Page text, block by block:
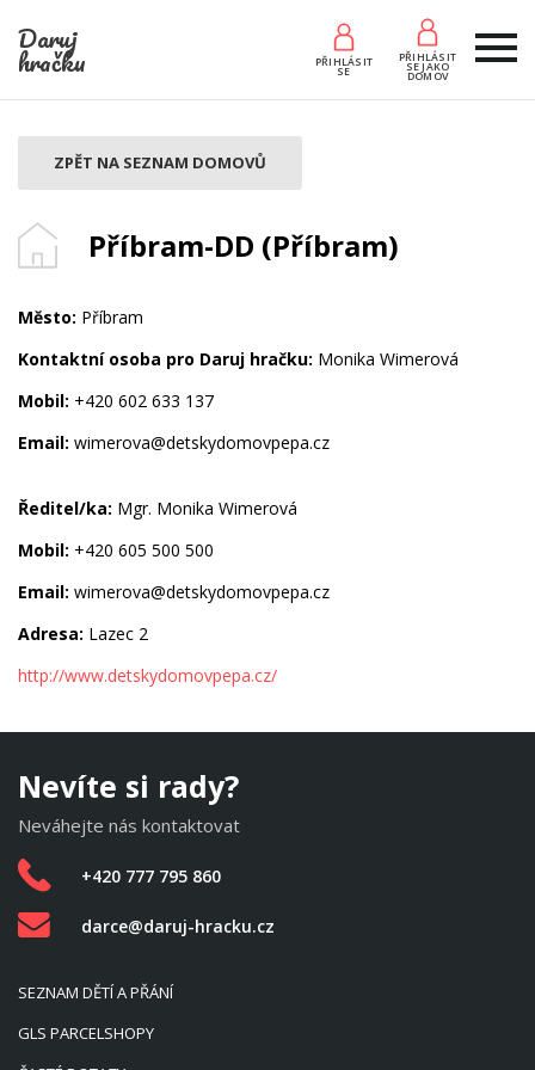
Daruj
hračku PŘIHLÁSIT
SE
PŘIHLÁSIT
SE JAKO
DOMOV
Příbram-DD (Příbram)
ZPĚT NA SEZNAM DOMOVŮ
Město: Příbram
Kontaktní osoba pro Daruj hračku: Monika Wimerová
Mobil: +420 602 633 137
Email: wimerova@detskydomovpepa.cz
Ředitel/ka: Mgr. Monika Wimerová
Mobil: +420 605 500 500
Email: wimerova@detskydomovpepa.cz
Adresa: Lazec 2
http://www.detskydomovpepa.cz/
Nevíte si rady?
Neváhejte nás kontaktovat
+420 777 795 860
darce@daruj-hracku.cz
SEZNAM DĚTÍ A PŘÁNÍ
GLS PARCELSHOPY